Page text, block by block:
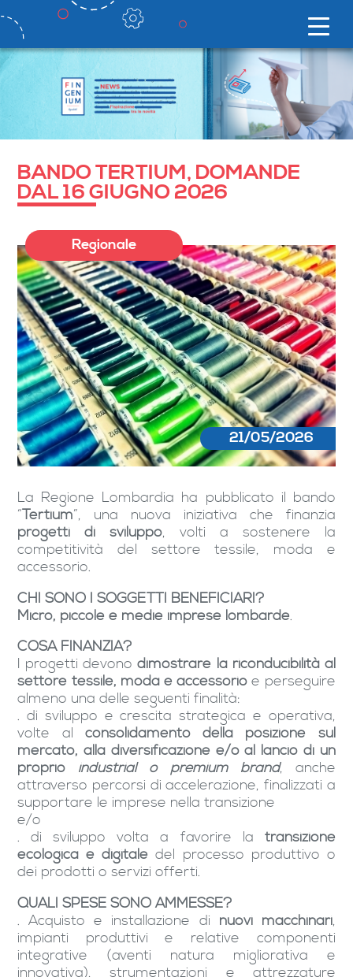
BANDO TERTIUM, DOMANDE
DAL 16 GIUGNO 2026
Regionale
21/05/2026
La Regione Lombardia ha pubblicato il bando
“Tertium”, una nuova iniziativa che finanzia
progetti di sviluppo, volti a sostenere la
competitività del settore tessile, moda e
accessorio.
CHI SONO I SOGGETTI BENEFICIARI?
Micro, piccole e medie imprese lombarde.
COSA FINANZIA?
I progetti devonodimostrare la riconducibilità al
settore tessile, moda e accessorio e perseguire
almeno una delle seguenti finalità:
. di sviluppo e crescita strategica e operativa,
volte al consolidamento della posizione sul
mercato, alla diversificazione e/o al lancio di un
proprio industrial o premium brand, anche
attraverso percorsi di accelerazione, finalizzati a
supportare le imprese nella transizione
e/o
. di sviluppo volta a favorire la transizione
ecologica e digitale del processo produttivo o
dei prodotti o servizi offerti.
QUALI SPESE SONO AMMESSE?
. Acquisto e installazione di nuovi macchinari,
impianti produttivi e relative componenti
integrative (aventi natura migliorativa e
innovativa), strumentazioni e attrezzature